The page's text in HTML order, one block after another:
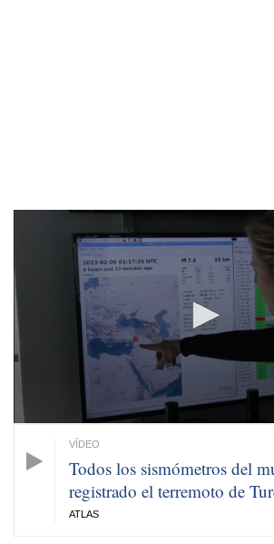
minute,
1
Todos los sismómetros del
registrado el terremoto de
ATLAS